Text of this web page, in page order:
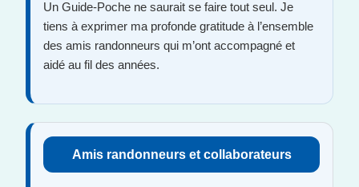
Un Guide-Poche ne saurait se faire tout seul. Je
tiens à exprimer ma profonde gratitude à l’ensemble
des amis randonneurs qui m’ont accompagné et
aidé au fil des années.
Amis randonneurs et collaborateurs